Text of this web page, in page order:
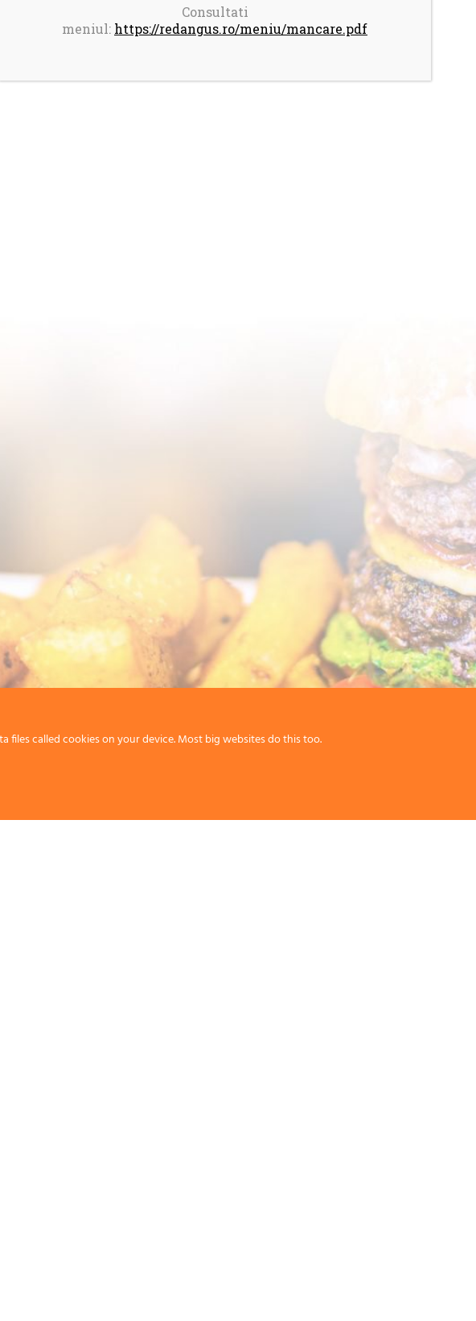
Consultati
meniul: https://redangus.ro/meniu/mancare.pdf
files called cookies on your device. Most big websites do this too.